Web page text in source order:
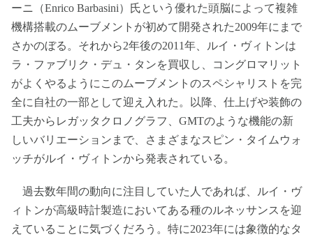
ーニ（Enrico Barbasini）氏という優れた頭脳によって複雑
機構搭載のムーブメントが初めて開発された2009年にまで
さかのぼる。それから2年後の2011年、ルイ・ヴィトンは
ラ・ファブリク・デュ・タンを買収し、コングロマリット
がよくやるようにこのムーブメントのスペシャリストを完
全に自社の一部として迎え入れた。以降、仕上げや装飾の
工夫からレガッタクロノグラフ、GMTのような機能の新
しいバリエーションまで、さまざまなスピン・タイムウォ
ッチがルイ・ヴィトンから発表されている。
過去数年間の動向に注目していた人であれば、ルイ・ヴ
ィトンが高級時計製造においてある種のルネッサンスを迎
えていることに気づくだろう。特に2023年には象徴的なタ